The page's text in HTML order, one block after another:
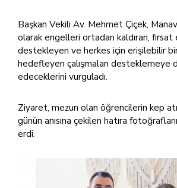
Başkan Vekili Av. Mehmet Çiçek,
olarak engelleri ortadan kaldıran, fırsat
destekleyen ve herkes için erişilebilir bir
hedefleyen çalışmaları desteklemeye
edeceklerini vurguladı.
Ziyaret, mezun olan öğrencilerin kep
günün anısına çekilen hatıra
erdi.